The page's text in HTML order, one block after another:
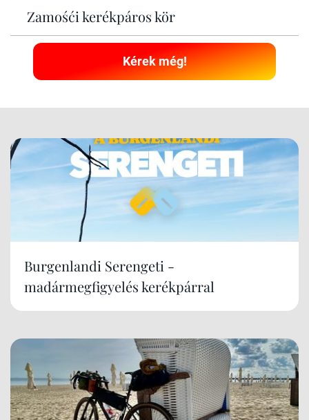
Zamośći kerékpáros kör
Kérek még!
Burgenlandi Serengeti -
madármegfigyelés kerékpárral